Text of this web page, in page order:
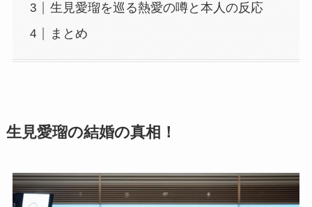
生見愛瑠を巡る熱愛の噂と本人の反応
まとめ
生見愛瑠の結婚の真相！